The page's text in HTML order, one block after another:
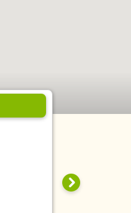
日勤専従/未